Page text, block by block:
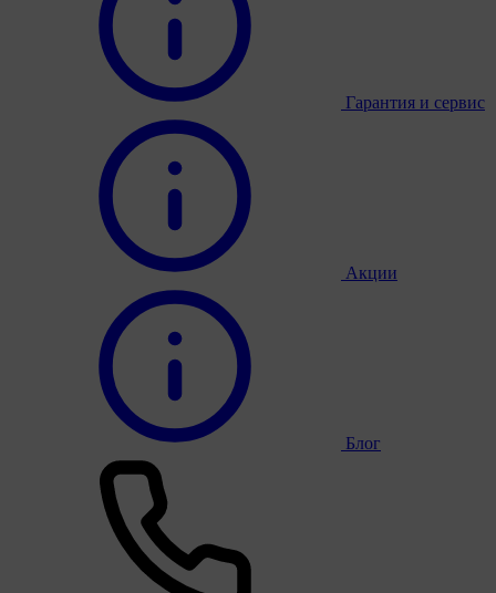
Гарантия и сервис
Акции
Блог